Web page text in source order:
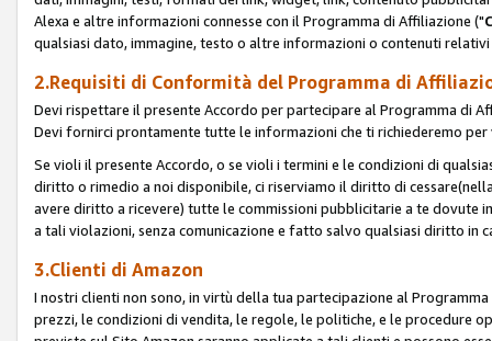
Alexa e altre informazioni connesse con il Programma di Affiliazione ("
qualsiasi dato, immagine, testo o altre informazioni o contenuti
2.Requisiti di Conformità del Programma di
Devi rispettare il presente Accordo per partecipare al Programma di
Devi fornirci prontamente tutte le informazioni che ti richiederemo
Se violi il presente Accordo, o se violi i termini e le condizioni di
diritto o rimedio a noi disponibile, ci riserviamo il diritto di
avere diritto a ricevere) tutte le commissioni pubblicitarie a te dovute
a tali violazioni, senza comunicazione e fatto salvo qualsiasi diritto in
3.Clienti di Amazon
I nostri clienti non sono, in virtù della tua partecipazione al
prezzi, le condizioni di vendita, le regole, le politiche, e le procedure